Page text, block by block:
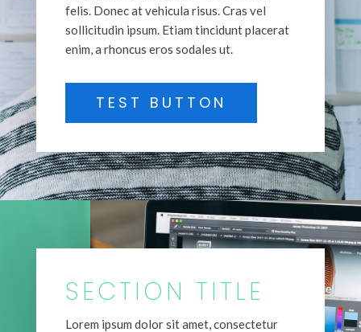
felis. Donec at vehicula risus. Cras vel
sollicitudin ipsum. Etiam tincidunt placerat
enim, a rhoncus eros sodales ut.
TEST BUTTON
SECTION TITLE
Lorem ipsum dolor sit amet, consectetur